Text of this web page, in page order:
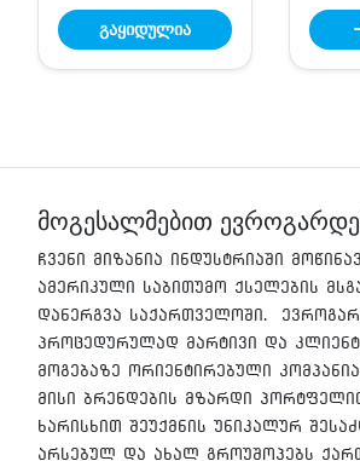
გაყიდულია
მოგესალმებით
ჩვენი მიზანია ინდუსტრიაში
ამერიკული საბითუმო ქსელების
დანერგვა საქართველოში.
პროცედურულად მარტივი და
მოგებაზე ორიენტირებული
მისი ბრენდების მზარდი
ხარისხით შეუქმნის უნიკალურ
არსებულ და ახალ გროუშოპებს